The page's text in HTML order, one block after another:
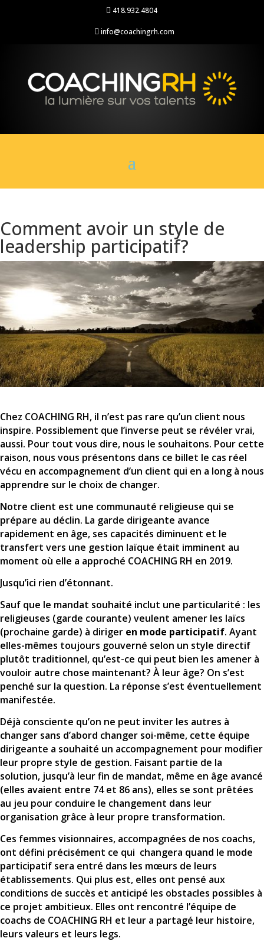
 418.932.4804
 info@coachingrh.com
Comment avoir un style de
leadership participatif?
Chez COACHING RH, il n’est pas rare qu’un client nous
inspire. Possiblement que l’inverse peut se révéler vrai,
aussi. Pour tout vous dire, nous le souhaitons. Pour cette
raison, nous vous présentons dans ce billet le cas réel
vécu en accompagnement d’un client qui en a long à nous
apprendre sur le choix de changer.
Notre client est une communauté religieuse qui se
prépare au déclin. La garde dirigeante avance
rapidement en âge, ses capacités diminuent et le
transfert vers une gestion laïque était imminent au
moment où elle a approché COACHING RH en 2019.
Jusqu’ici rien d’étonnant.
Sauf que le mandat souhaité inclut une particularité : les
religieuses (garde courante) veulent amener les laïcs
(prochaine garde) à diriger en mode participatif. Ayant
elles-mêmes toujours gouverné selon un style directif
plutôt traditionnel, qu’est-ce qui peut bien les amener à
vouloir autre chose maintenant? À leur âge? On s’est
penché sur la question. La réponse s’est éventuellement
manifestée.
Déjà consciente qu’on ne peut inviter les autres à
changer sans d’abord changer soi-même, cette équipe
dirigeante a souhaité un accompagnement pour modifier
leur propre style de gestion. Faisant partie de la
solution, jusqu’à leur fin de mandat, même en âge avancé
(elles avaient entre 74 et 86 ans), elles se sont prêtées
au jeu pour conduire le changement dans leur
organisation grâce à leur propre transformation.
Ces femmes visionnaires, accompagnées de nos coachs,
ont défini précisément ce qui changera quand le mode
participatif sera entré dans les mœurs de leurs
établissements. Qui plus est, elles ont pensé aux
conditions de succès et anticipé les obstacles possibles à
ce projet ambitieux. Elles ont rencontré l’équipe de
coachs de COACHING RH et leur a partagé leur histoire,
leurs valeurs et leurs legs.